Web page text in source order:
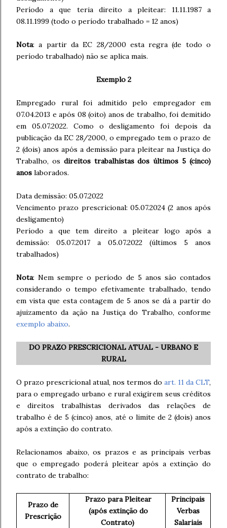
Período a que teria direito a pleitear: 11.11.1987 a
08.11.1999 (todo o período trabalhado = 12 anos)
Nota: a partir da EC 28/2000 esta regra (de todo o
período trabalhado) não se aplica mais.
Exemplo 2
Empregado rural foi admitido pelo empregador em
07.04.2013 e após 08 (oito) anos de trabalho, foi demitido
em 05.07.2022. Como o desligamento foi depois da
publicação da EC 28/2000, o empregado tem o prazo de
2 (dois) anos após a demissão para pleitear na Justiça do
Trabalho, os direitos trabalhistas dos últimos 5 (cinco)
anos laborados.
Data demissão: 05.07.2022
Vencimento prazo prescricional: 05.07.2024 (2 anos após
desligamento)
Período a que tem direito a pleitear logo após a
demissão: 05.07.2017 a 05.07.2022 (últimos 5 anos
trabalhados)
Nota: Nem sempre o período de 5 anos são contados
considerando o tempo efetivamente trabalhado, tendo
em vista que esta contagem de 5 anos se dá a partir do
ajuizamento da ação na Justiça do Trabalho, conforme
exemplo abaixo.
DO PRAZO PRESCRICIONAL ATUAL - URBANO E
RURAL
O prazo prescricional atual, nos termos do art. 11 da CLT,
para o empregado urbano e rural exigirem seus créditos
e direitos trabalhistas derivados das relações de
trabalho é de 5 (cinco) anos, até o limite de 2 (dois) anos
após a extinção do contrato.
Relacionamos abaixo, os prazos e as principais verbas
que o empregado poderá pleitear após a extinção do
contrato de trabalho:
Prazo de
Prescrição
Prazo para Pleitear
(após extinção do
Contrato)
Principais
Verbas
Salariais